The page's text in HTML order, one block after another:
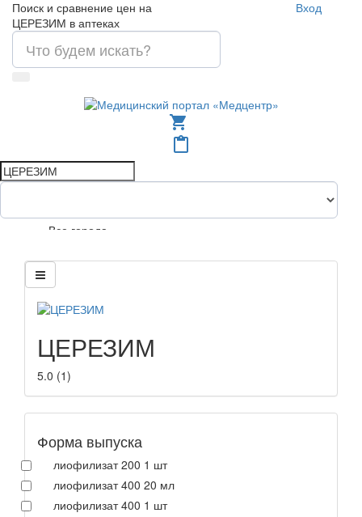
Поиск и сравнение цен на
ЦЕРЕЗИМ в аптеках
Вход
shopping_cart
content_paste
Все города
ЦЕРЕЗИМ
5.0 (1)
Форма выпуска
лиофилизат 200 1 шт
лиофилизат 400 20 мл
лиофилизат 400 1 шт